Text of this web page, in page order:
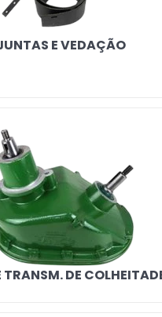
E VEDAÇÃO
TRANSM. DE